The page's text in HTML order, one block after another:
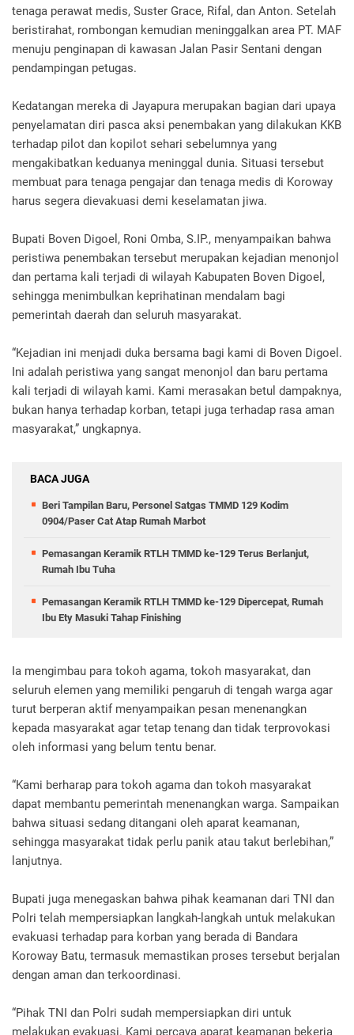
tenaga perawat medis, Suster Grace, Rifal, dan Anton. Setelah
beristirahat, rombongan kemudian meninggalkan area PT. MAF
menuju penginapan di kawasan Jalan Pasir Sentani dengan
pendampingan petugas.
Kedatangan mereka di Jayapura merupakan bagian dari upaya
penyelamatan diri pasca aksi penembakan yang dilakukan KKB
terhadap pilot dan kopilot sehari sebelumnya yang
mengakibatkan keduanya meninggal dunia. Situasi tersebut
membuat para tenaga pengajar dan tenaga medis di Koroway
harus segera dievakuasi demi keselamatan jiwa.
Bupati Boven Digoel, Roni Omba, S.IP., menyampaikan bahwa
peristiwa penembakan tersebut merupakan kejadian menonjol
dan pertama kali terjadi di wilayah Kabupaten Boven Digoel,
sehingga menimbulkan keprihatinan mendalam bagi
pemerintah daerah dan seluruh masyarakat.
“Kejadian ini menjadi duka bersama bagi kami di Boven Digoel.
Ini adalah peristiwa yang sangat menonjol dan baru pertama
kali terjadi di wilayah kami. Kami merasakan betul dampaknya,
bukan hanya terhadap korban, tetapi juga terhadap rasa aman
masyarakat,” ungkapnya.
BACA JUGA
Beri Tampilan Baru, Personel Satgas TMMD 129 Kodim
0904/Paser Cat Atap Rumah Marbot
Pemasangan Keramik RTLH TMMD ke-129 Terus Berlanjut,
Rumah Ibu Tuha
Pemasangan Keramik RTLH TMMD ke-129 Dipercepat, Rumah
Ibu Ety Masuki Tahap Finishing
Ia mengimbau para tokoh agama, tokoh masyarakat, dan
seluruh elemen yang memiliki pengaruh di tengah warga agar
turut berperan aktif menyampaikan pesan menenangkan
kepada masyarakat agar tetap tenang dan tidak terprovokasi
oleh informasi yang belum tentu benar.
“Kami berharap para tokoh agama dan tokoh masyarakat
dapat membantu pemerintah menenangkan warga. Sampaikan
bahwa situasi sedang ditangani oleh aparat keamanan,
sehingga masyarakat tidak perlu panik atau takut berlebihan,”
lanjutnya.
Bupati juga menegaskan bahwa pihak keamanan dari TNI dan
Polri telah mempersiapkan langkah-langkah untuk melakukan
evakuasi terhadap para korban yang berada di Bandara
Koroway Batu, termasuk memastikan proses tersebut berjalan
dengan aman dan terkoordinasi.
“Pihak TNI dan Polri sudah mempersiapkan diri untuk
melakukan evakuasi. Kami percaya aparat keamanan bekerja